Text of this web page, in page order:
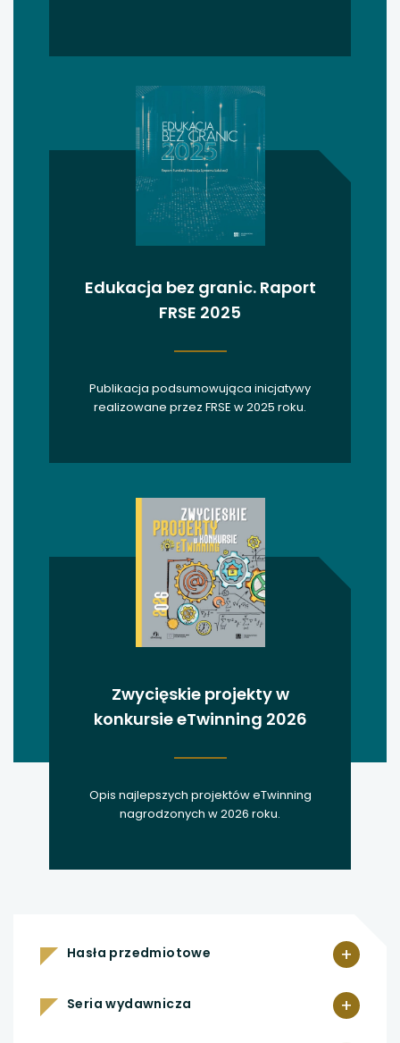
uwaga, link otwiera się w nowej karcie
uwaga, link otwiera się w nowej karcie
uwaga, link otwiera się w nowej karcie
Edukacja bez granic. Raport
FRSE 2025
Publikacja podsumowująca inicjatywy
realizowane przez FRSE w 2025 roku.
Zwycięskie projekty w
konkursie eTwinning 2026
Opis najlepszych projektów eTwinning
nagrodzonych w 2026 roku.
+
Hasła przedmiotowe
+
Seria wydawnicza